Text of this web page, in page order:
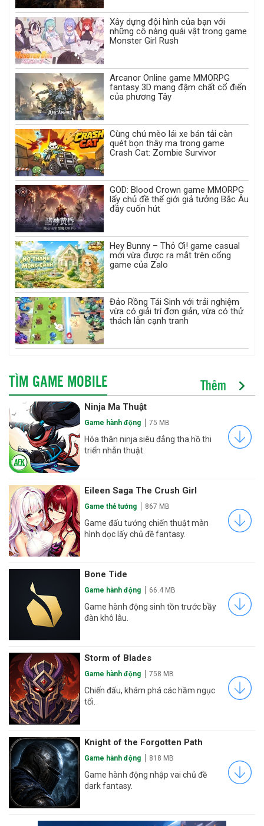
Xây dựng đội hình của bạn với
những cô nàng quái vật trong game
Monster Girl Rush
Arcanor Online game MMORPG
fantasy 3D mang đậm chất cổ điển
của phương Tây
Cùng chú mèo lái xe bán tải càn
quét bọn thây ma trong game
Crash Cat: Zombie Survivor
GOD: Blood Crown game MMORPG
lấy chủ đề thế giới giả tưởng Bắc Âu
đầy cuốn hút
Hey Bunny – Thỏ Ơi! game casual
mới vừa được ra mắt trên cổng
game của Zalo
Đảo Rồng Tái Sinh với trải nghiệm
vừa có giải trí đơn giản, vừa có thử
thách lẫn cạnh tranh
TÌM GAME MOBILE Thêm
Ninja Ma Thuật
Game hành động 75 MB
Hóa thân ninja siêu đẳng tha hồ thi
triển nhẫn thuật.
Eileen Saga The Crush Girl
Game thẻ tướng 867 MB
Game đấu tướng chiến thuật màn
hình dọc lấy chủ đề fantasy.
Bone Tide
Game hành động 66.4 MB
Game hành động sinh tồn trước bầy
đàn khô lâu.
Storm of Blades
Game hành động 758 MB
Chiến đấu, khám phá các hầm ngục
tối.
Knight of the Forgotten Path
Game hành động 818 MB
Game hành động nhập vai chủ đề
dark fantasy.